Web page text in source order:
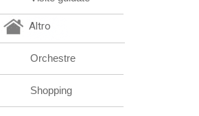
Altro
Orchestre
Shopping